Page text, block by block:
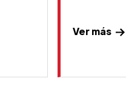
Ver más